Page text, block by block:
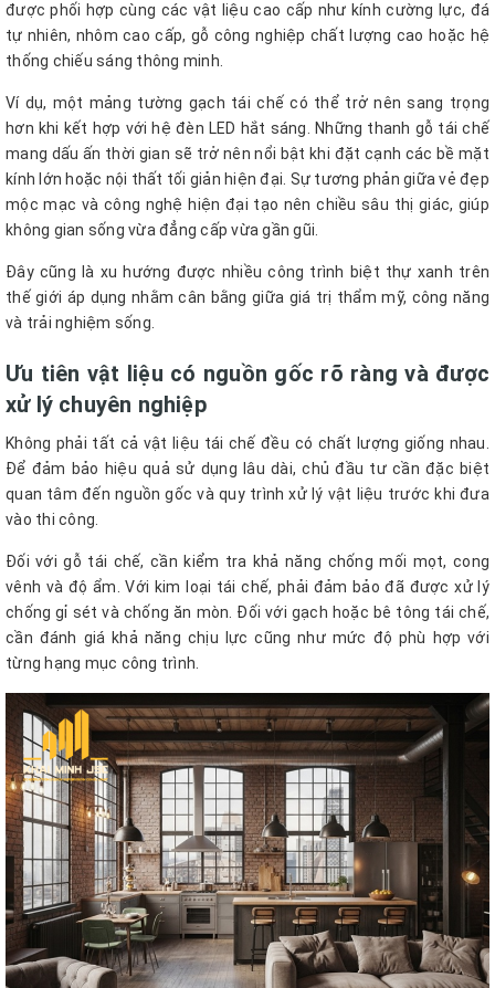
được phối hợp cùng các vật liệu cao cấp như kính cường lực, đá
tự nhiên, nhôm cao cấp, gỗ công nghiệp chất lượng cao hoặc hệ
thống chiếu sáng thông minh.
Ví dụ, một mảng tường gạch tái chế có thể trở nên sang trọng
hơn khi kết hợp với hệ đèn LED hắt sáng. Những thanh gỗ tái chế
mang dấu ấn thời gian sẽ trở nên nổi bật khi đặt cạnh các bề mặt
kính lớn hoặc nội thất tối giản hiện đại. Sự tương phản giữa vẻ đẹp
mộc mạc và công nghệ hiện đại tạo nên chiều sâu thị giác, giúp
không gian sống vừa đẳng cấp vừa gần gũi.
Đây cũng là xu hướng được nhiều công trình biệt thự xanh trên
thế giới áp dụng nhằm cân bằng giữa giá trị thẩm mỹ, công năng
và trải nghiệm sống.
Ưu tiên vật liệu có nguồn gốc rõ ràng và được
xử lý chuyên nghiệp
Không phải tất cả vật liệu tái chế đều có chất lượng giống nhau.
Để đảm bảo hiệu quả sử dụng lâu dài, chủ đầu tư cần đặc biệt
quan tâm đến nguồn gốc và quy trình xử lý vật liệu trước khi đưa
vào thi công.
Đối với gỗ tái chế, cần kiểm tra khả năng chống mối mọt, cong
vênh và độ ẩm. Với kim loại tái chế, phải đảm bảo đã được xử lý
chống gỉ sét và chống ăn mòn. Đối với gạch hoặc bê tông tái chế,
cần đánh giá khả năng chịu lực cũng như mức độ phù hợp với
từng hạng mục công trình.